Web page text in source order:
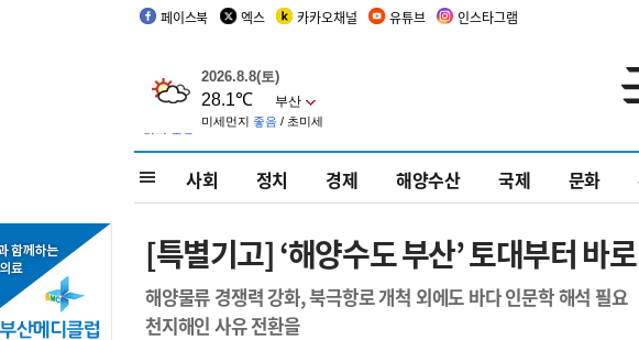
페이스북 엑스 카카오채널 유튜브 인스타그램
사회 정치 경제 해양수산 국제 문화
[특별기고] ‘해양수도 부산’ 토대부터 바
해양물류 경쟁력 강화, 북극항로 개척 외에도 바다 인문학 해석 필요
천지해인 사유 전환을